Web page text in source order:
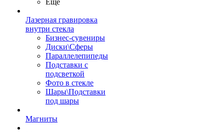
Ещё
Лазерная гравировка
внутри стекла
Бизнес-сувениры
Диски\Сферы
Параллелепипеды
Подставки с
подсветкой
Фото в стекле
Шары\Подставки
под шары
Магниты